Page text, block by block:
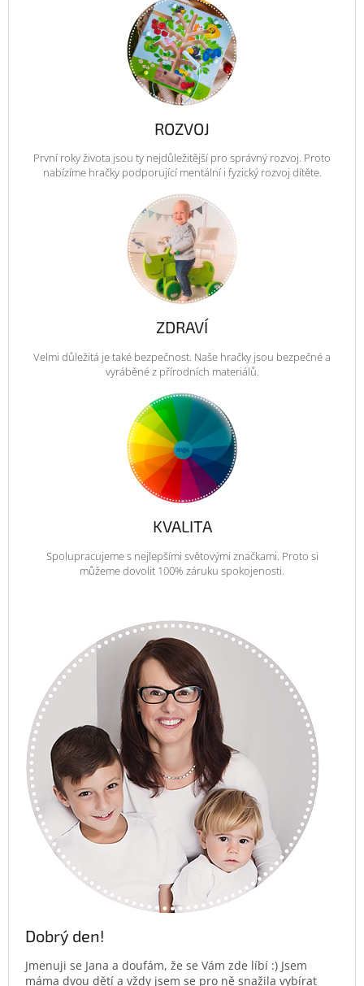
ROZVOJ
První roky života jsou ty nejdůležitější pro správný rozvoj. Proto
nabízíme hračky podporující mentální i fyzický rozvoj dítěte.
ZDRAVÍ
Velmi důležitá je také bezpečnost. Naše hračky jsou bezpečné a
vyráběné z přírodních materiálů.
KVALITA
Spolupracujeme s nejlepšími světovými značkami. Proto si
můžeme dovolit 100% záruku spokojenosti.
Dobrý den!
Jmenuji se Jana a doufám, že se Vám zde líbí :) Jsem
máma dvou dětí a vždy jsem se pro ně snažila vybírat